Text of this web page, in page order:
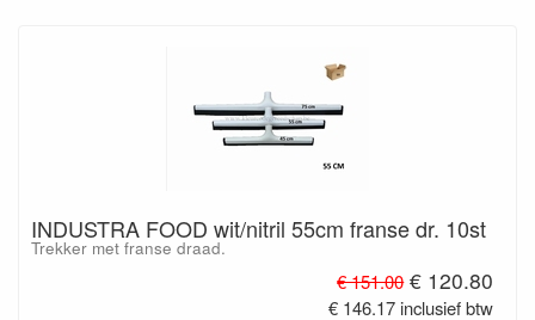
INDUSTRA FOOD wit/nitril 55cm franse dr. 10st
Trekker met franse draad.
€ 151.00 € 120.80
€ 146.17 inclusief btw